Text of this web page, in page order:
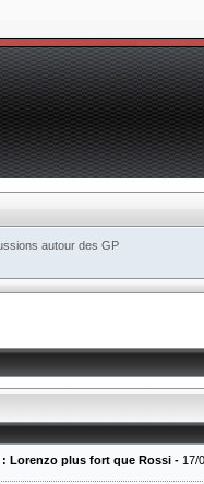
autour des GP
: Lorenzo plus fort que Rossi - 17/